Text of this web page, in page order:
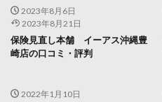
2023年8月6日
2023年8月21日
保険見直し本舗 イーアス沖縄豊
崎店の口コミ・評判
2022年1月10日